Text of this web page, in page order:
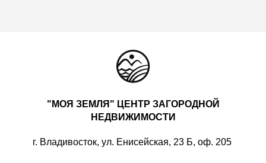
"МОЯ ЗЕМЛЯ" ЦЕНТР ЗАГОРОДНОЙ
НЕДВИЖИМОСТИ
г. Владивосток, ул. Енисейская, 23 Б, оф. 205